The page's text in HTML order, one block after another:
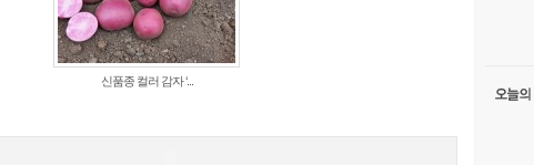
신품종 컬러 감자 ‘...